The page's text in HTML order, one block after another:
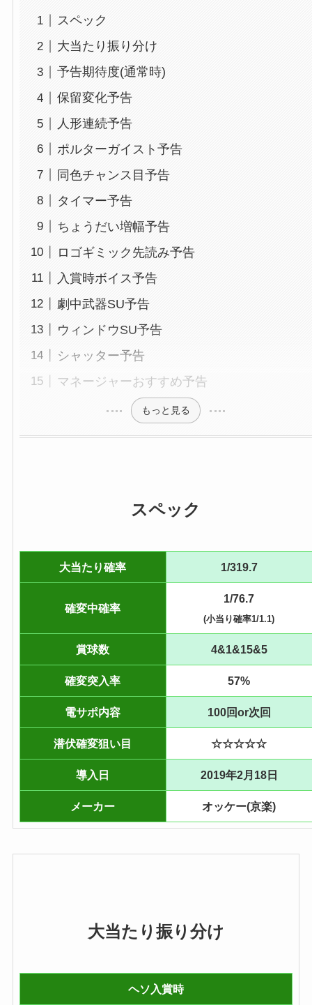
スペック
大当たり振り分け
予告期待度(通常時)
保留変化予告
人形連続予告
ポルターガイスト予告
同色チャンス目予告
タイマー予告
ちょうだい増幅予告
ロゴギミック先読み予告
入賞時ボイス予告
劇中武器SU予告
ウィンドウSU予告
シャッター予告
マネージャーおすすめ予告
もっと見る
スペック
大当たり確率 1/319.7
確変中確率
1/76.7
(小当り確率1/1.1)
賞球数 4&1&15&5
確変突入率 57%
電サポ内容 100回or次回
潜伏確変狙い目 ☆☆☆☆☆
導入日 2019年2月18日
メーカー オッケー(京楽)
大当たり振り分け
ヘソ入賞時